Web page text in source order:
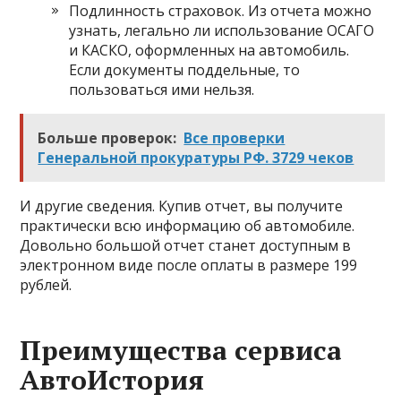
Подлинность страховок. Из отчета можно
узнать, легально ли использование ОСАГО
и КАСКО, оформленных на автомобиль.
Если документы поддельные, то
пользоваться ими нельзя.
Больше проверок: Все проверки
Генеральной прокуратуры РФ. 3729 чеков
И другие сведения. Купив отчет, вы получите
практически всю информацию об автомобиле.
Довольно большой отчет станет доступным в
электронном виде после оплаты в размере 199
рублей.
Преимущества сервиса
АвтоИстория